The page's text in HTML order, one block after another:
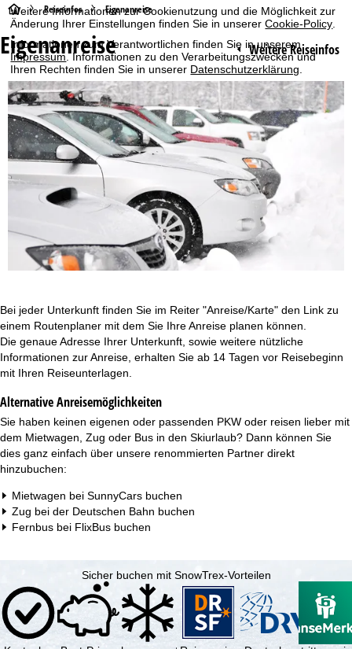
Weitere Informationen zur Cookienutzung und die Möglichkeit zur
Änderung Ihrer Einstellungen finden Sie in unsererCookie-Policy.
Informationen zum Verantwortlichen finden Sie in unserem
Impressum. Informationen zu den Verarbeitungszwecken und
Ihren Rechten finden Sie in unserer Datenschutzerklärung.
Zustimmen
S
t
a
r
t
i
Reiseinfos Eigenanreise
Weitere Reiseinfos
Eigenanreise
Bei jeder Unterkunft finden Sie im Reiter "Anreise/Karte" den Link zu
einem Routenplaner mit dem Sie Ihre Anreise planen können.
Die genaue Adresse Ihrer Unterkunft, sowie weitere nützliche
Informationen zur Anreise, erhalten Sie ab 14 Tagen vor Reisebeginn
mit Ihren Reiseunterlagen.
Alternative Anreisemöglichkeiten
Sie haben keinen eigenen oder passenden PKW oder reisen lieber mit
dem Mietwagen, Zug oder Bus in den Skiurlaub? Dann können Sie
dies ganz einfach über unsere renommierten Partner direkt
hinzubuchen:
Mietwagen bei SunnyCars buchen
Zug bei der Deutschen Bahn buchen
Fernbus bei FlixBus buchen
Sicher buchen mit SnowTrex-Vorteilen